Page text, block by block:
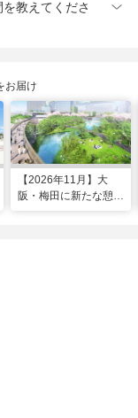
教えてくださ
お届け
【2026年11月】大
阪・梅田に新たな憩い